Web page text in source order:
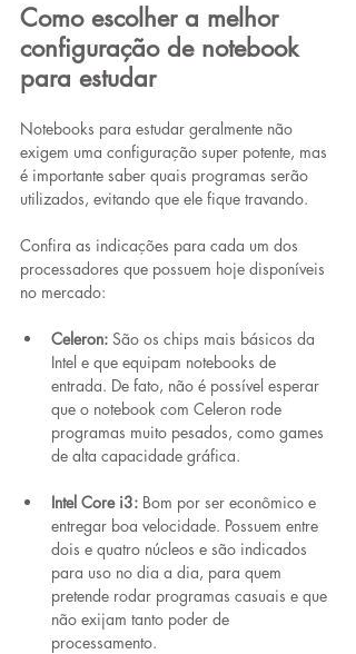
Como escolher a melhor
configuração de notebook
para estudar
Notebooks para estudar geralmente não
exigem uma configuração super potente, mas
é importante saber quais programas serão
utilizados, evitando que ele fique travando.
Confira as indicações para cada um dos
processadores que possuem hoje disponíveis
no mercado:
Celeron: São os chips mais básicos da
Intel e que equipam notebooks de
entrada. De fato, não é possível esperar
que o notebook com Celeron rode
programas muito pesados, como games
de alta capacidade gráfica.
Intel Core i3: Bom por ser econômico e
entregar boa velocidade. Possuem entre
dois e quatro núcleos e são indicados
para uso no dia a dia, para quem
pretende rodar programas casuais e que
não exijam tanto poder de
processamento.